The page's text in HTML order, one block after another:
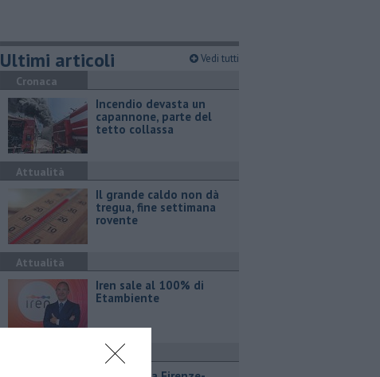
Ultimi articoli Vedi tutti
Cronaca
Incendio devasta un
capannone, parte del
tetto collassa
Attualità
Il grande caldo non dà
tregua, fine settimana
rovente
Attualità
Iren sale al 100% di
Etambiente